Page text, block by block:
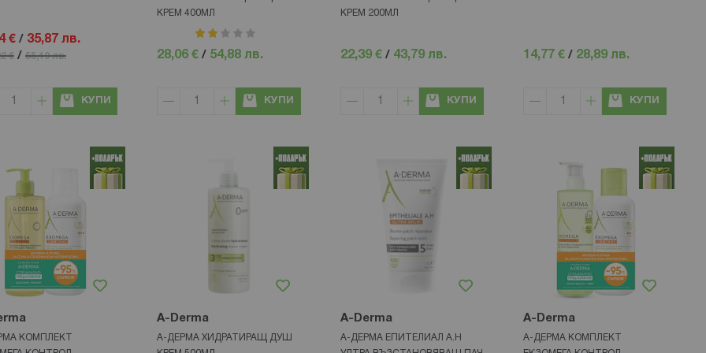
€ / 35,87 лв.
€ / 55,19 лв.
КУПИ
КРЕМ 400МЛ
рейтинг:
28,06 € / 54,88 лв.
КУПИ
КРЕМ 200МЛ
22,39 €/ 43,79 лв.
КУПИ
14,77 €/ 28,89 лв.
КУПИ
КОМПЛЕКТ
A-Derma
А-ДЕРМА ХИДРАТИРАЩ ДУШ
A-Derma
А-ДЕРМА ЕПИТЕЛИАЛ А.Н
A-Derma
А-ДЕРМА КОМПЛЕКТ